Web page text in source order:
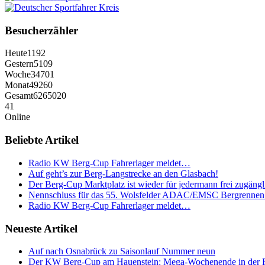
Besucherzähler
Heute1192
Gestern5109
Woche34701
Monat49260
Gesamt6265020
41
Online
Beliebte Artikel
Radio KW Berg-Cup Fahrerlager meldet…
Auf geht’s zur Berg-Langstrecke an den Glasbach!
Der Berg-Cup Marktplatz ist wieder für jedermann frei
Nennschluss für das 55. Wolsfelder ADAC/EMSC
Radio KW Berg-Cup Fahrerlager meldet…
Neueste Artikel
Auf nach Osnabrück zu Saisonlauf Nummer neun
Der KW Berg-Cup am Hauenstein: Mega-Wochenende in der